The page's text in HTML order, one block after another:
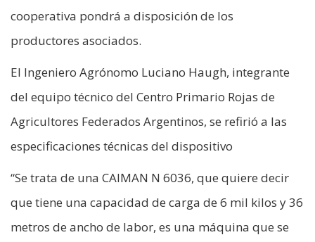
cooperativa pondrá a disposición de los
productores asociados.
El Ingeniero Agrónomo Luciano Haugh, integrante
del equipo técnico del Centro Primario Rojas de
Agricultores Federados Argentinos, se refirió a las
especificaciones técnicas del dispositivo
“Se trata de una CAIMAN N 6036, que quiere decir
que tiene una capacidad de carga de 6 mil kilos y 36
metros de ancho de labor, es una máquina que se